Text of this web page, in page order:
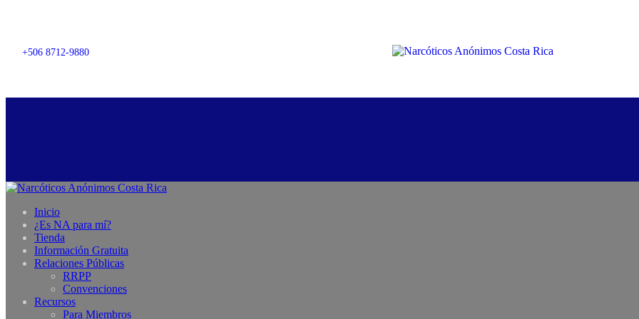
+506 8712-9880
Inicio
¿Es NA para mí?
Tienda
Información Gratuita
Relaciones Públicas
RRPP
Convenciones
Recursos
Para Miembros